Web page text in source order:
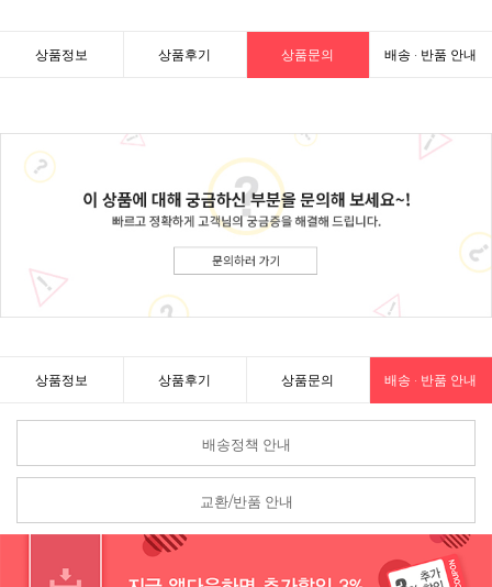
상품정보 상품후기 상품문의 배송 · 반품 안내
상품정보 상품후기 상품문의 배송 · 반품 안내
배송정책 안내
교환/반품 안내